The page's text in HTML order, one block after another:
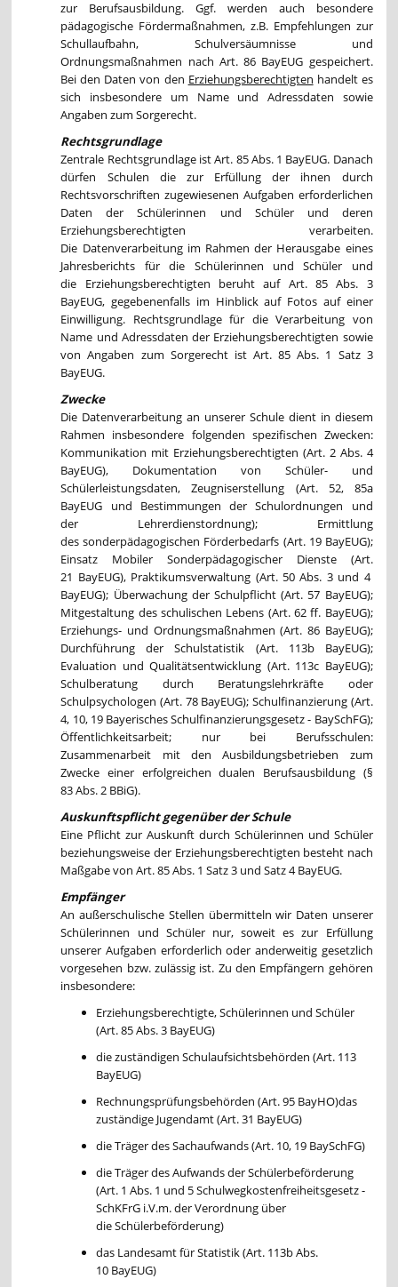
zur Berufsausbildung. Ggf. werden auch besondere
pädagogische Fördermaßnahmen, z.B. Empfehlungen zur
Schullaufbahn, Schulversäumnisse und
Ordnungsmaßnahmen nach Art. 86 BayEUG gespeichert.
Bei den Daten von den Erziehungsberechtigten handelt es
sich insbesondere um Name und Adressdaten sowie
Angaben zum Sorgerecht.
Rechtsgrundlage
Zentrale Rechtsgrundlage ist Art. 85 Abs. 1 BayEUG. Danach
dürfen Schulen die zur Erfüllung der ihnen durch
Rechtsvorschriften zugewiesenen Aufgaben erforderlichen
Daten der Schülerinnen und Schüler und deren
Erziehungsberechtigten verarbeiten.
Die Datenverarbeitung im Rahmen der Herausgabe eines
Jahresberichts für die Schülerinnen und Schüler und
die Erziehungsberechtigten beruht auf Art. 85 Abs. 3
BayEUG, gegebenenfalls im Hinblick auf Fotos auf einer
Einwilligung. Rechtsgrundlage für die Verarbeitung von
Name und Adressdaten der Erziehungsberechtigten sowie
von Angaben zum Sorgerecht ist Art. 85 Abs. 1 Satz 3
BayEUG.
Zwecke
Die Datenverarbeitung an unserer Schule dient in diesem
Rahmen insbesondere folgenden spezifischen Zwecken:
Kommunikation mit Erziehungsberechtigten (Art. 2 Abs. 4
BayEUG), Dokumentation von Schüler- und
Schülerleistungsdaten, Zeugniserstellung (Art. 52, 85a
BayEUG und Bestimmungen der Schulordnungen und
der Lehrerdienstordnung); Ermittlung
des sonderpädagogischen Förderbedarfs (Art. 19 BayEUG);
Einsatz Mobiler Sonderpädagogischer Dienste (Art.
21 BayEUG), Praktikumsverwaltung (Art. 50 Abs. 3 und 4
BayEUG); Überwachung der Schulpflicht (Art. 57 BayEUG);
Mitgestaltung des schulischen Lebens (Art. 62 ff. BayEUG);
Erziehungs- und Ordnungsmaßnahmen (Art. 86 BayEUG);
Durchführung der Schulstatistik (Art. 113b BayEUG);
Evaluation und Qualitätsentwicklung (Art. 113c BayEUG);
Schulberatung durch Beratungslehrkräfte oder
Schulpsychologen (Art. 78 BayEUG); Schulfinanzierung (Art.
4, 10, 19 Bayerisches Schulfinanzierungsgesetz - BaySchFG);
Öffentlichkeitsarbeit; nur bei Berufsschulen:
Zusammenarbeit mit den Ausbildungsbetrieben zum
Zwecke einer erfolgreichen dualen Berufsausbildung (§
83 Abs. 2 BBiG).
Auskunftspflicht gegenüber der Schule
Eine Pflicht zur Auskunft durch Schülerinnen und Schüler
beziehungsweise der Erziehungsberechtigten besteht nach
Maßgabe von Art. 85 Abs. 1 Satz 3 und Satz 4 BayEUG.
Empfänger
An außerschulische Stellen übermitteln wir Daten unserer
Schülerinnen und Schüler nur, soweit es zur Erfüllung
unserer Aufgaben erforderlich oder anderweitig gesetzlich
vorgesehen bzw. zulässig ist. Zu den Empfängern gehören
insbesondere:
Erziehungsberechtigte, Schülerinnen und Schüler
(Art. 85 Abs. 3 BayEUG)
die zuständigen Schulaufsichtsbehörden (Art. 113
BayEUG)
Rechnungsprüfungsbehörden (Art. 95 BayHO)das
zuständige Jugendamt (Art. 31 BayEUG)
die Träger des Sachaufwands (Art. 10, 19 BaySchFG)
die Träger des Aufwands der Schülerbeförderung
(Art. 1 Abs. 1 und 5 Schulwegkostenfreiheitsgesetz -
SchKFrG i.V.m. der Verordnung über
die Schülerbeförderung)
das Landesamt für Statistik (Art. 113b Abs.
10 BayEUG)